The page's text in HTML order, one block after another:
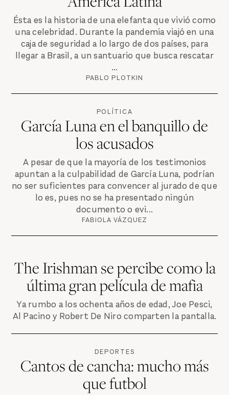
Ésta es la historia de una elefanta que vivió como
una celebridad. Durante la pandemia viajó en una
caja de seguridad a lo largo de dos países, para
llegar a Brasil, a un santuario que busca rescatar
...
PABLO PLOTKIN
POLÍTICA
García Luna en el banquillo de
los acusados
A pesar de que la mayoría de los testimonios
apuntan a la culpabilidad de García Luna, podrían
no ser suficientes para convencer al jurado de que
lo es, pues no se ha presentado ningún
documento o evi...
FABIOLA VÁZQUEZ
The Irishman se percibe como la
última gran película de mafia
Ya rumbo a los ochenta años de edad, Joe Pesci,
Al Pacino y Robert De Niro comparten la pantalla.
DEPORTES
Cantos de cancha: mucho más
que futbol